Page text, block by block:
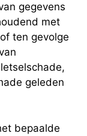
gegevens
met
ten gevolge
geleden
bepaalde